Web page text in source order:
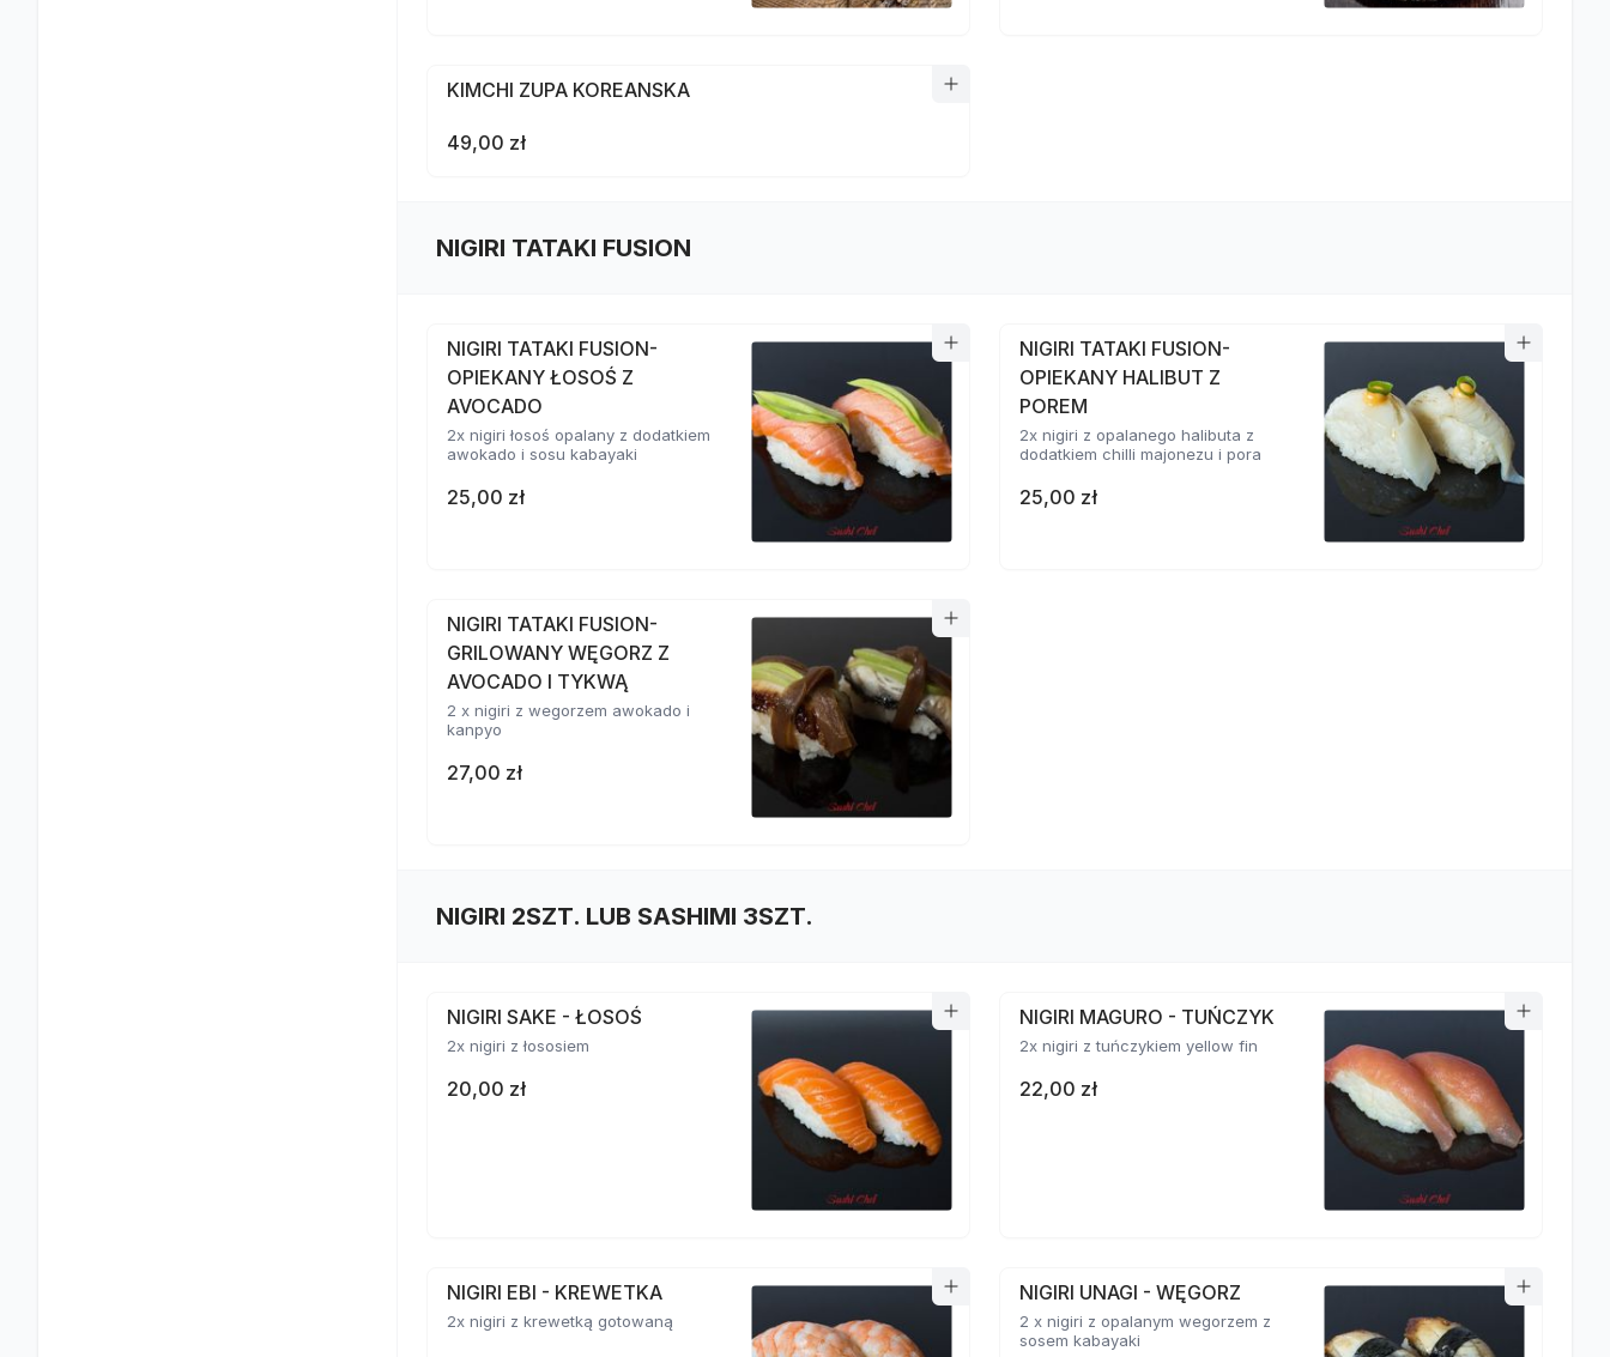
KIMCHI ZUPA KOREANSKA
49,00 zł
NIGIRI TATAKI FUSION
NIGIRI TATAKI FUSION-
OPIEKANY ŁOSOŚ Z
AVOCADO
2x nigiri łosoś opalany z dodatkiem
awokado i sosu kabayaki
25,00 zł
NIGIRI TATAKI FUSION-
OPIEKANY HALIBUT Z
POREM
2x nigiri z opalanego halibuta z
dodatkiem chilli majonezu i pora
25,00 zł
NIGIRI TATAKI FUSION-
GRILOWANY WĘGORZ Z
AVOCADO I TYKWĄ
2 x nigiri z wegorzem awokado i
kanpyo
27,00 zł
NIGIRI 2SZT. LUB SASHIMI 3SZT.
NIGIRI SAKE - ŁOSOŚ
2x nigiri z łososiem
20,00 zł
NIGIRI MAGURO - TUŃCZYK
2x nigiri z tuńczykiem yellow fin
22,00 zł
NIGIRI EBI - KREWETKA
2x nigiri z krewetką gotowaną
NIGIRI UNAGI - WĘGORZ
2 x nigiri z opalanym wegorzem z
sosem kabayaki